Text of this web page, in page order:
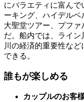
にバラエティに富ん
ーキング、ハイデル
大聖堂ツアー、プフ
だ。船内では、ライン
川の経済的重要性な
できる。
誰もが楽しめる
カップルのお客